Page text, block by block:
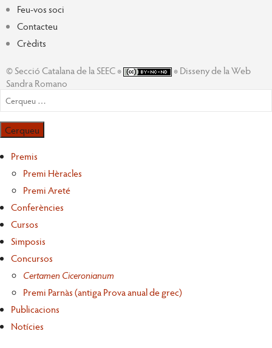
Feu-vos soci
Contacteu
Crèdits
© Secció Catalana de la SEEC ◉
◉ Disseny de la Web
Sandra Romano
Cerqueu
per:
Premis
Premi Hèracles
Premi Areté
Conferències
Cursos
Simposis
Concursos
Certamen Ciceronianum
Premi Parnàs (antiga Prova anual de grec)
Publicacions
Notícies